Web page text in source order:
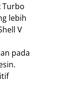
Turbo
lebih
V
pada